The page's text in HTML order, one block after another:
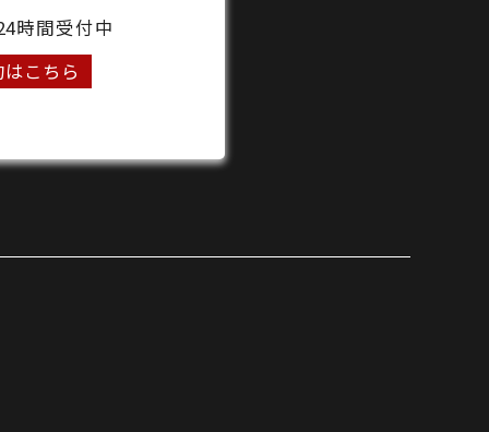
時間受付中
こちら